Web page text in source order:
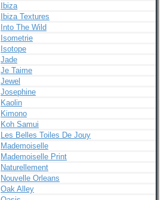
Ibiza
Ibiza Textures
Into The Wild
Isometrie
Isotope
Jade
Je Taime
Jewel
Josephine
Kaolin
Kimono
Koh Samui
Les Belles Toiles De Jouy
Mademoiselle
Mademoiselle Print
Naturellement
Nouvelle Orleans
Oak Alley